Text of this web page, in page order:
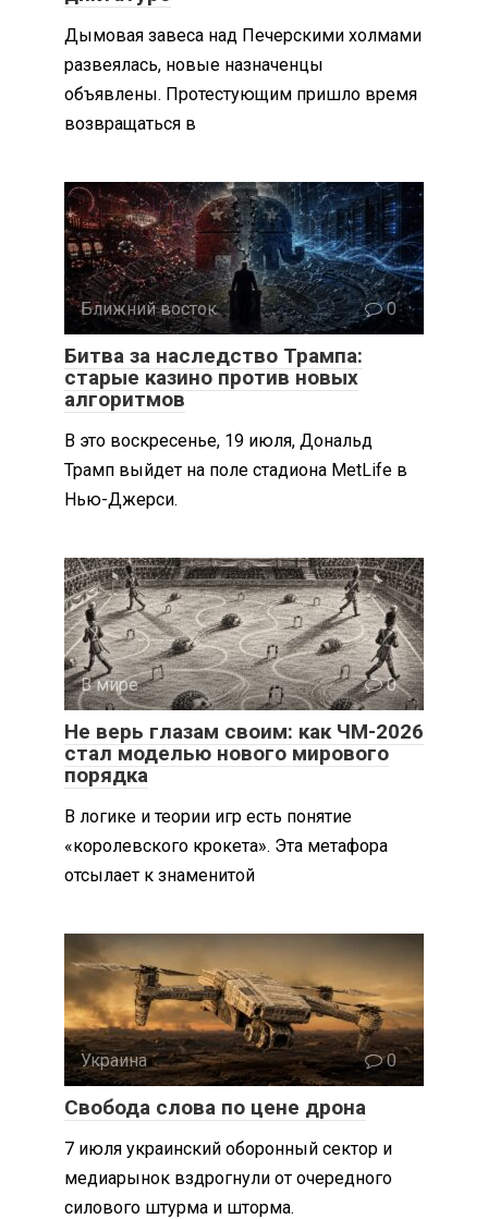
Дымовая завеса над Печерскими холмами
развеялась, новые назначенцы
объявлены. Протестующим пришло время
возвращаться в
Ближний восток 0
Битва за наследство Трампа:
старые казино против новых
алгоритмов
В это воскресенье, 19 июля, Дональд
Трамп выйдет на поле стадиона MetLife в
Нью-Джерси.
В мире 0
Не верь глазам своим: как ЧМ-2026
стал моделью нового мирового
порядка
В логике и теории игр есть понятие
«королевского крокета». Эта метафора
отсылает к знаменитой
Украина 0
Свобода слова по цене дрона
7 июля украинский оборонный сектор и
медиарынок вздрогнули от очередного
силового штурма и шторма.